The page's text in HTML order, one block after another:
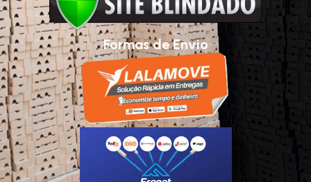
Formas de Envio